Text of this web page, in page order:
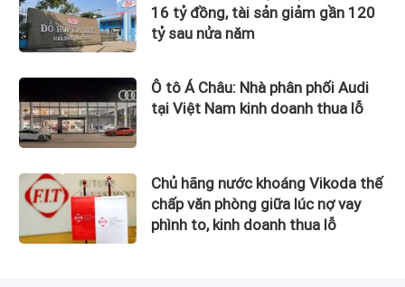
16 tỷ đồng, tài sản giảm gần 120
tỷ sau nửa năm
Ô tô Á Châu: Nhà phân phối Audi
tại Việt Nam kinh doanh thua lỗ
Chủ hãng nước khoáng Vikoda thế
chấp văn phòng giữa lúc nợ vay
phình to, kinh doanh thua lỗ